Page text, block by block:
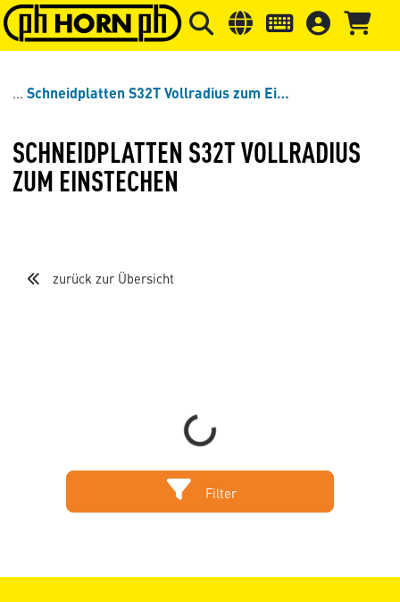
Springe zu Hauptinhalt Springe zum Header Springe
Schneidplatten S32T Vollradius zum Einstechen
SCHNEIDPLATTEN S32T VOLLRADIUS
ZUM EINSTECHEN
zurück zur Übersicht
Loading...
Filter